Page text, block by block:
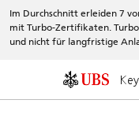
Im Durchschnitt erleiden 7
mit Turbo-Zertifikaten.
und nicht für langfristige